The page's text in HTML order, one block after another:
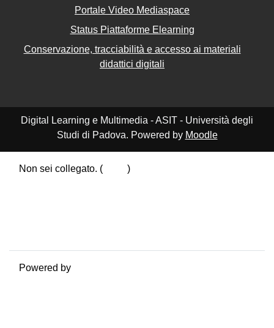
Portale Video Mediaspace
Status Piattaforme Elearning
Conservazione, tracciabilità e accesso ai materiali
didattici digitali
Digital Learning e Multimedia - ASIT - Università degli
Studi di Padova. Powered by Moodle
Non sei collegato. (
)
Powered by